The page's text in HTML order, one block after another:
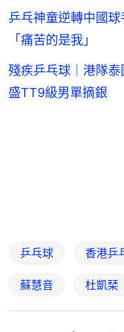
乒乓神童逆轉中國
「痛苦的是我」
殘疾乒乓球｜港隊
盛TT9級男單摘銀
乒乓球 香港乒
蘇慧音 杜凱琹